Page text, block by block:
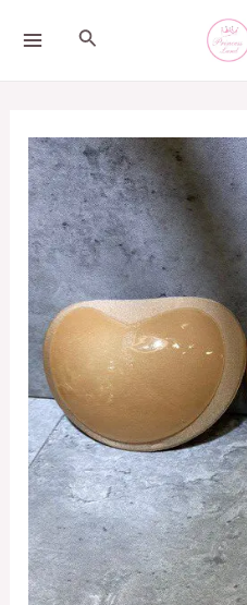
Search
單
雙
面
心
型
泳
衣
墊
超
厚
quantity